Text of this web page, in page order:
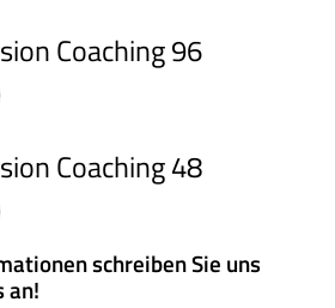
Coaching 96
Coaching 48
schreiben Sie uns
an!